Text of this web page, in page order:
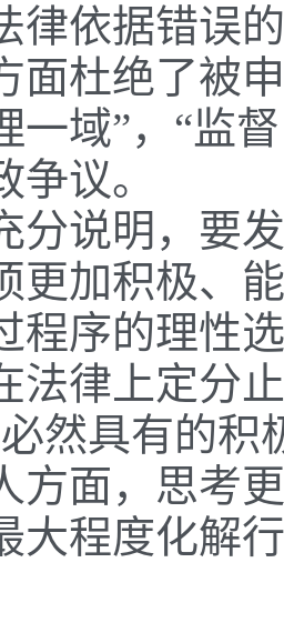
律依据错误
面杜绝了被
一域”，“监
议。
说明，要发
更加积极、
程序的理性
法律上定分
然具有的
方面，思考
大程度化解